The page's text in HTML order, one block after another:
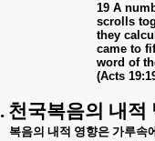
19 A
scrolls
they
came to
word of
(Acts
천국복음의 내적
복음의 내적 영향은 가루속